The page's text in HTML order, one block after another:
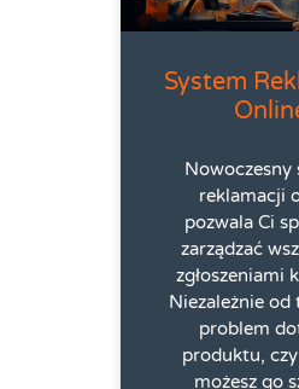
System
Nowoczesny
reklamacji
pozwala Ci
zarządzać
zgłoszeniami
Niezależnie od
problem
produktu, czy
możesz go